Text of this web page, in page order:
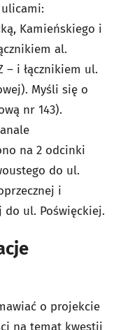
Kamieńskiego i
al.
– i łącznikiem ul.
Myśli się o
nr 143).
na 2 odcinki
do ul.
i
ul. Poświęckiej.
o projekcie
na temat kwestii